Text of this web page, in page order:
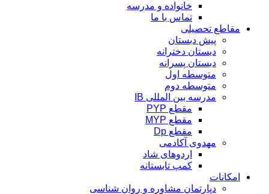
خانواده و مدرسه
تماس با ما
مقاطع تحصیلی
پیش دبستان
دبستان دخترانه
دبستان پسرانه
متوسطه اول
متوسطه دوم
مدرسه بین المللی IB
مقطع PYP
مقطع MYP
مقطع Dp
مهدوی آکادمی
اردوهای شاد
کمپ تابستانه
امکانات
دپارتمان مشاوره و روان شناسی